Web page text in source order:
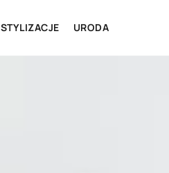
STYLIZACJE URODA